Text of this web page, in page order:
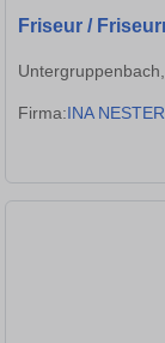
Friseur /
Firma:INA